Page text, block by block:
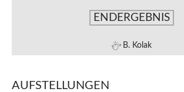
ENDERGEBNIS
B. Kolak
AUFSTELLUNGEN